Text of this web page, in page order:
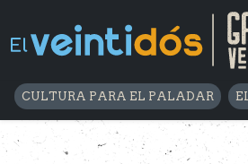
CULTURA PARA EL PALADAR